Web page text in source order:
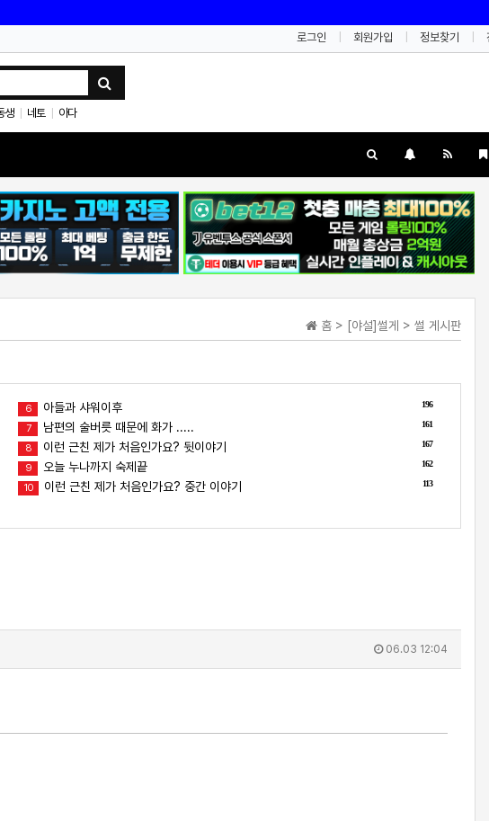
로그인 회원가입 정보찾기
생 네토 아다
홈 > [야설]썰게 > 썰 게시판
196
6 아들과 샤워이후
161
7 남편의 술버릇 때문에 화가 .....
167
8 이런 근친 제가 처음인가요? 뒷이야기
162
9 오늘 누나까지 숙제끝
113
10 이런 근친 제가 처음인가요? 중간 이야기
06.03 12:04